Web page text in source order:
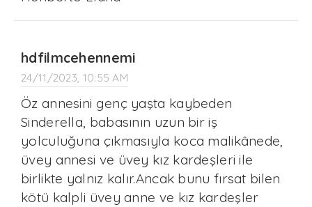
hdfilmcehennemi
24/11/2023, 10:55 AM
Öz annesini genç yaşta kaybeden
Sinderella, babasının uzun bir iş
yolculuğuna çıkmasıyla koca malikânede,
üvey annesi ve üvey kız kardeşleri ile
birlikte yalnız kalır.Ancak bunu fırsat bilen
kötü kalpli üvey anne ve kız kardeşler